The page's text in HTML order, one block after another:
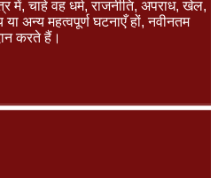
में, चाहे वह धर्म, राजनीति, अपराध, खेल,
अन्य महत्वपूर्ण घटनाएँ हों, नवीनतम
करते हैं।